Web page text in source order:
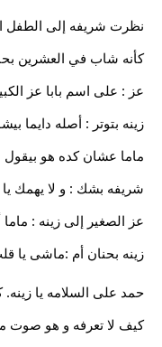
نظرت شريفه إلى الطفل
كأنه شاب في العشرين
عز : على اسم بابا عز
زينه بتوتر : أصله دايما
ماما عشان كده هو بيقول
شريفه بشك : و لا يهمك
عز الصغير إلى زينه : ماما
زينه بحنان أم :ماشى يا
حمد على السلامه يا
كيف لا تعرفه و هو صوت